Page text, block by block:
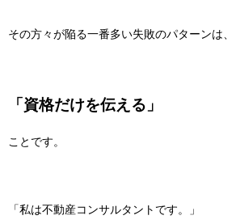
その方々が陥る一番多い失敗のパターンは、
「資格だけを伝える」
ことです。
「私は不動産コンサルタントです。」